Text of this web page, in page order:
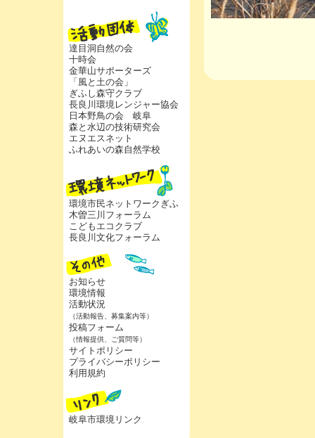
達目洞自然の会
十時会
金華山サポーターズ
「風と土の会」
ぎふし森守クラブ
長良川環境レンジャー協会
日本野鳥の会 岐阜
森と水辺の技術研究会
エヌエスネット
ふれあいの森自然学校
環境市民ネットワークぎふ
木曽三川フォーラム
こどもエコクラブ
長良川文化フォーラム
お知らせ
環境情報
活動状況
（活動報告、募集案内等）
投稿フォーム
（情報提供、ご質問等）
サイトポリシー
プライバシーポリシー
利用規約
岐阜市環境リンク